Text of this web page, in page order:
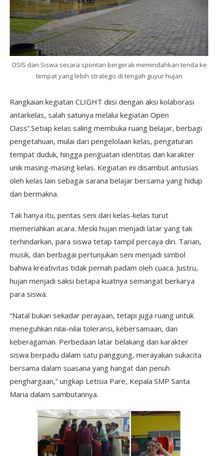
OSIS dan Siswa secara spontan bergerak memindahkan tenda ke
tempat yang lebih strategis di tengah guyur hujan
Rangkaian kegiatan CLIGHT diisi dengan aksi kolaborasi
antarkelas, salah satunya melalui kegiatan Open
Class”.Setiap kelas saling membuka ruang belajar, berbagi
pengetahuan, mulai dari pengelolaan kelas, pengaturan
tempat duduk, hingga penguatan identitas dan karakter
unik masing-masing kelas. Kegiatan ini disambut antusias
oleh kelas lain sebagai sarana belajar bersama yang hidup
dan bermakna.
Tak hanya itu, pentas seni dari kelas-kelas turut
memeriahkan acara. Meski hujan menjadi latar yang tak
terhindarkan, para siswa tetap tampil percaya diri. Tarian,
musik, dan berbagai pertunjukan seni menjadi simbol
bahwa kreativitas tidak pernah padam oleh cuaca. Justru,
hujan menjadi saksi betapa kuatnya semangat berkarya
para siswa.
“Natal bukan sekadar perayaan, tetapi juga ruang untuk
meneguhkan nilai-nilai toleransi, kebersamaan, dan
keberagaman. Perbedaan latar belakang dan karakter
siswa berpadu dalam satu panggung, merayakan sukacita
bersama dalam suasana yang hangat dan penuh
penghargaan,” ungkap Letisia Pare, Kepala SMP Santa
Maria dalam sambutannya.